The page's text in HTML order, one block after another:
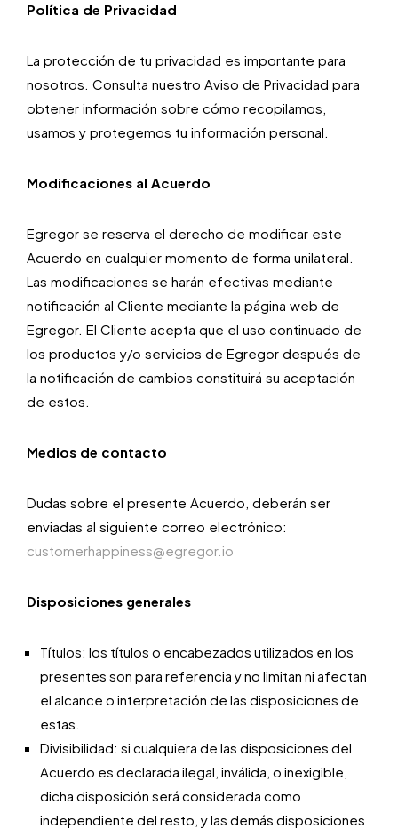
Política de Privacidad
La protección de tu privacidad es importante para
nosotros. Consulta nuestro Aviso de Privacidad para
obtener información sobre cómo recopilamos,
usamos y protegemos tu información personal.
Modificaciones al Acuerdo
Egregor se reserva el derecho de modificar este
Acuerdo en cualquier momento de forma unilateral.
Las modificaciones se harán efectivas mediante
notificación al Cliente mediante la página web de
Egregor. El Cliente acepta que el uso continuado de
los productos y/o servicios de Egregor después de
la notificación de cambios constituirá su aceptación
de estos.
Medios de contacto
Dudas sobre el presente Acuerdo, deberán ser
enviadas al siguiente correo electrónico:
customerhappiness@egregor.io
Disposiciones generales
Títulos: los títulos o encabezados utilizados en los
presentes son para referencia y no limitan ni afectan
el alcance o interpretación de las disposiciones de
estas.
Divisibilidad: si cualquiera de las disposiciones del
Acuerdo es declarada ilegal, inválida, o inexigible,
dicha disposición será considerada como
independiente del resto, y las demás disposiciones